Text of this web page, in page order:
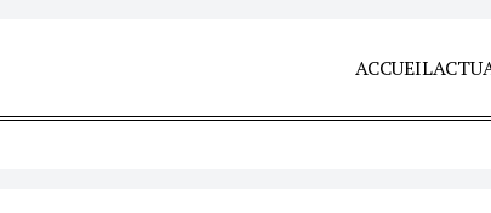
ACCUEIL